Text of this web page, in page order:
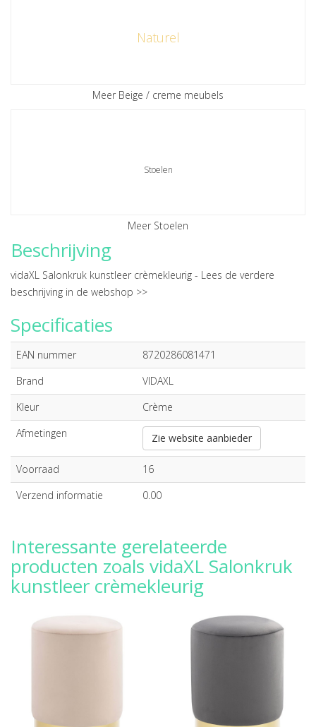
Naturel
Meer Beige / creme meubels
Stoelen
Meer Stoelen
Beschrijving
vidaXL Salonkruk kunstleer crèmekleurig - Lees de verdere
beschrijving in de webshop >>
Specificaties
EAN nummer
8720286081471
Brand
VIDAXL
Kleur
Crème
Afmetingen
Zie website aanbieder
Voorraad
16
Verzend informatie
0.00
Interessante gerelateerde
producten zoals vidaXL Salonkruk
kunstleer crèmekleurig